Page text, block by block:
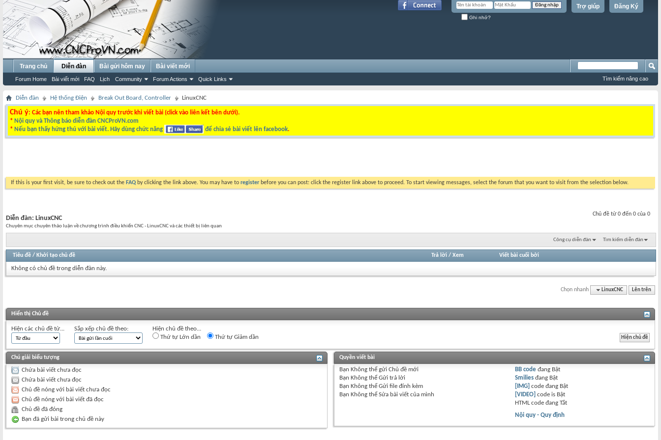
Đăng Ký
Trợ giúp
Ghi nhớ?
Trang chủ Diễn đàn
Forum Home Bài viết mới FAQ Lịch Community Forum Actions Quick Links
Bài gửi hôm nay Bài viết mới
Tìm kiếm nâng cao
Diễn đàn Hệ thống Điện Break Out Board, Controller LinuxCNC
Chú ý: Các bạn nên tham khảo Nội quy trước khi viết bài (click vào liên kết bên dưới).
* Nội quy và Thông báo diễn đàn CNCProVN.com
* Nếu bạn thấy hứng thú với bài viết. Hãy dùng chức năng để chia sẻ bài viết lên facebook.
If this is your first visit, be sure to check out the FAQ by clicking the link above. You may have to register before you can post: click the register link above to proceed. To start viewing messages, select the forum that you want to visit from the selection below.
Chủ đề từ 0 đến 0 của 0
Diễn đàn: LinuxCNC
Chuyên mục chuyên thảo luận về chương trình điều khiển CNC - LinuxCNC và các thiết bị liên quan
Công cụ diễn đàn Tìm kiếm diễn đàn
Tiêu đề / Khởi tạo chủ đề Trả lời/ Xem Viết bài cuối bởi
Không có chủ đề trong diễn đàn này.
Chọn nhanh LinuxCNC Lên trên
Hiển thị Chủ đề
Hiện các chủ đề từ... Sắp xếp chủ đề theo:
Hiện chủ đề theo...
Thứ tự Lớn dần
Thứ tự Giảm dần
Chú giải biểu tượng
Chứa bài viết chưa đọc
Chứa bài viết chưa đọc
Chủ đề nóng với bài viết chưa đọc
Chủ đề nóng với bài viết đã đọc
Chủ đề đã đóng
Bạn đã gửi bài trong chủ đề này
Quyền viết bài
Bạn Không thểgửi Chủ đề mới
Bạn Không thểGửi trả lời
Bạn Không thểGửi file đính kèm
Bạn Không thểSửa bài viết của mình
BB code đang Bật
Smilies đang Bật
[IMG] code đang Bật
[VIDEO] code is Bật
HTML code đangTắt
Nội quy - Quy định